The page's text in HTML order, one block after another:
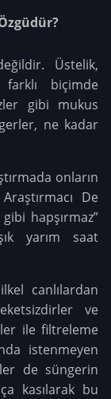
Üstelik,
biçimde
gibi mukus
ne kadar
onların
De
hapşırmaz”
yarım saat
canlılardan
ve
ile filtreleme
istenmeyen
de süngerin
kasılarak bu